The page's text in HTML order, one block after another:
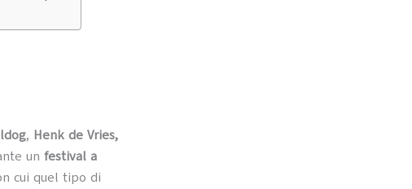
, Henk de Vries,
un festival a
cui quel tipo di